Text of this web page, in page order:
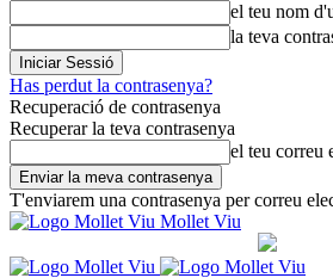
el teu nom
la teva
Has perdut la contrasenya?
Recuperació de contrasenya
Recuperar la teva contrasenya
el teu correu
T'enviarem una contrasenya per correu
Mollet Viu